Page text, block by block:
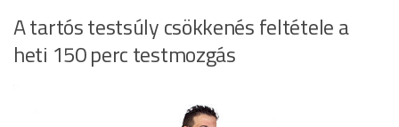
A tartós testsúly csökkenés feltétele a
heti 150 perc testmozgás